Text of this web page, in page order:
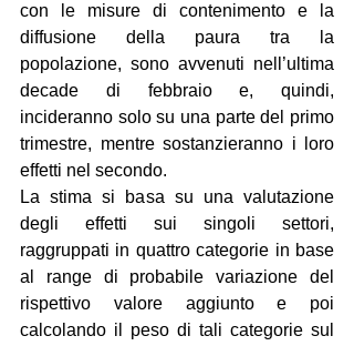
con le misure di contenimento e la
diffusione della paura tra la
popolazione, sono avvenuti nell’ultima
decade di febbraio e, quindi,
incideranno solo su una parte del primo
trimestre, mentre sostanzieranno i loro
effetti nel secondo.
La stima si basa su una valutazione
degli effetti sui singoli settori,
raggruppati in quattro categorie in base
al range di probabile variazione del
rispettivo valore aggiunto e poi
calcolando il peso di tali categorie sul